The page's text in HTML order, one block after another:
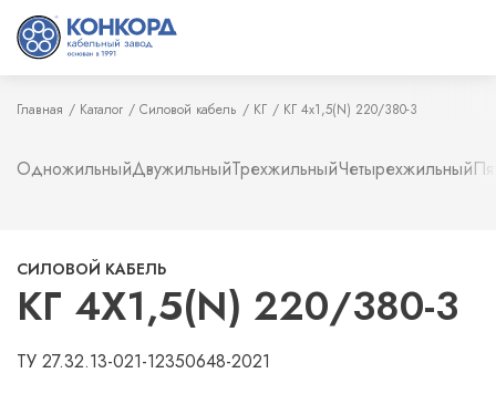
Главная Каталог Силовой кабель КГ КГ 4х1,5(N) 220/380-3
ОдножильныйДвужильныйТрехжильныйЧетырехжильный
СИЛОВОЙ КАБЕЛЬ
КГ 4Х1,5(N) 220/380-3
ТУ 27.32.13-021-12350648-2021